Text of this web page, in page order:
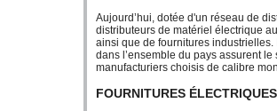
Aujourd’hui, dotée d'un réseau de
distributeurs de matériel électrique
ainsi que de fournitures
dans l’ensemble du pays assurent
manufacturiers choisis de calibre
FOURNITURES